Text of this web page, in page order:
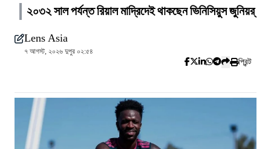
২০৩২ সাল পর্যন্ত রিয়াল মাদ্রিদেই থাকছেন ভিনিসিয়ুস জুনিয়র্
Lens Asia
৭ আগস্ট, ২০২৬ দুপুর ০২:৫৪
প্রিন্ট